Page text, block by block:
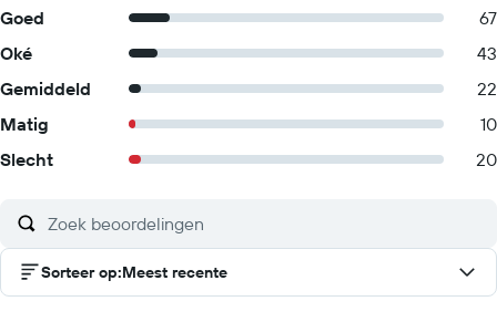
Goed
67
Oké
43
Gemiddeld
22
Matig
10
Slecht
20
Sorteer op:Meest recente